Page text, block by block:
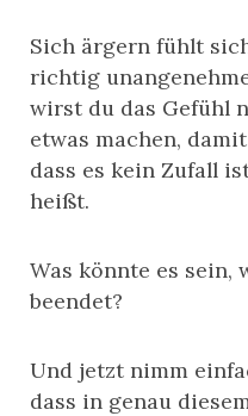
Sich ärgern fühlt
richtig
wirst du das Gefühl
etwas machen,
dass es kein Zufall
heißt.
Was könnte es sein,
beendet?
Und jetzt nimm
dass in genau